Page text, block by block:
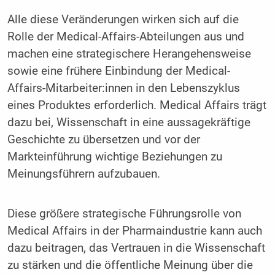
Alle diese Veränderungen wirken sich auf die
Rolle der Medical-Affairs-Abteilungen aus und
machen eine strategischere Herangehensweise
sowie eine frühere Einbindung der Medical-
Affairs-Mitarbeiter:innen in den Lebenszyklus
eines Produktes erforderlich. Medical Affairs trägt
dazu bei, Wissenschaft in eine aussagekräftige
Geschichte zu übersetzen und vor der
Markteinführung wichtige Beziehungen zu
Meinungsführern aufzubauen.
Diese größere strategische Führungsrolle von
Medical Affairs in der Pharmaindustrie kann auch
dazu beitragen, das Vertrauen in die Wissenschaft
zu stärken und die öffentliche Meinung über die